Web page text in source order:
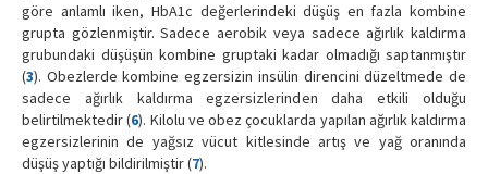
göre anlamlı iken, HbA1c değerlerindeki düşüş en fazla kombine
grupta gözlenmiştir. Sadece aerobik veya sadece ağırlık kaldırma
grubundaki düşüşün kombine gruptaki kadar olmadığı saptanmıştır
(3). Obezlerde kombine egzersizin insülin direncini düzeltmede de
sadece ağırlık kaldırma egzersizlerinden daha etkili olduğu
belirtilmektedir (6). Kilolu ve obez çocuklarda yapılan ağırlık kaldırma
egzersizlerinin de yağsız vücut kitlesinde artış ve yağ oranında
düşüş yaptığı bildirilmiştir (7).